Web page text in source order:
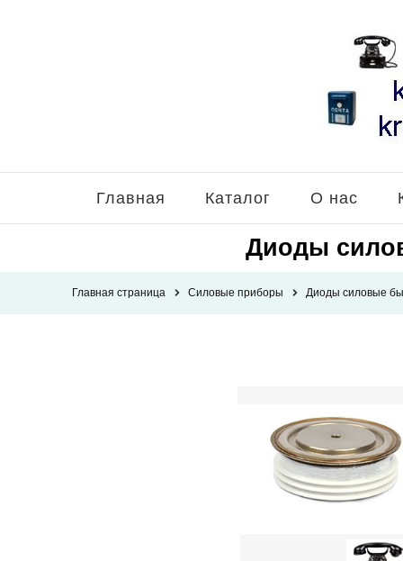
Главная Каталог О нас
Диоды
Главная страница Силовые приборы Диоды силовые